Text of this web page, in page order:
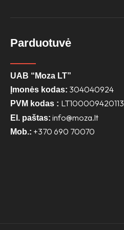
Parduotuvė
UAB “Moza LT”
Įmonės kodas: 304040924
PVM kodas : LT100009420113
El. paštas: info@moza.lt
Mob.: +370 690 70070